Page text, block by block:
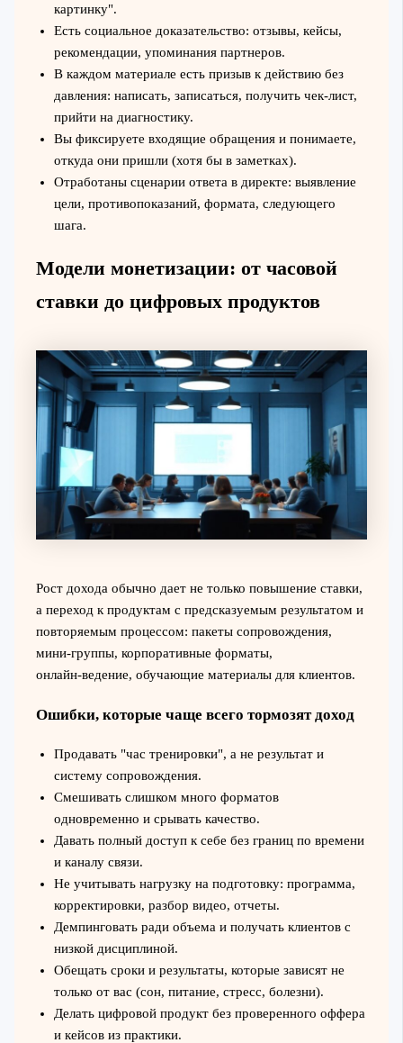
картинку".
Есть социальное доказательство: отзывы, кейсы,
рекомендации, упоминания партнеров.
В каждом материале есть призыв к действию без
давления: написать, записаться, получить чек‑лист,
прийти на диагностику.
Вы фиксируете входящие обращения и понимаете,
откуда они пришли (хотя бы в заметках).
Отработаны сценарии ответа в директе: выявление
цели, противопоказаний, формата, следующего
шага.
Модели монетизации: от часовой
ставки до цифровых продуктов
Рост дохода обычно дает не только повышение ставки,
а переход к продуктам с предсказуемым результатом и
повторяемым процессом: пакеты сопровождения,
мини‑группы, корпоративные форматы,
онлайн‑ведение, обучающие материалы для клиентов.
Ошибки, которые чаще всего тормозят доход
Продавать "час тренировки", а не результат и
систему сопровождения.
Смешивать слишком много форматов
одновременно и срывать качество.
Давать полный доступ к себе без границ по времени
и каналу связи.
Не учитывать нагрузку на подготовку: программа,
корректировки, разбор видео, отчеты.
Демпинговать ради объема и получать клиентов с
низкой дисциплиной.
Обещать сроки и результаты, которые зависят не
только от вас (сон, питание, стресс, болезни).
Делать цифровой продукт без проверенного оффера
и кейсов из практики.